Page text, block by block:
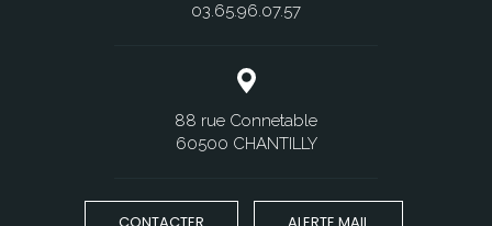
03.65.96.07.57
88 rue Connetable
60500 CHANTILLY